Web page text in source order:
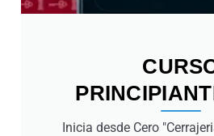
Inicia desde Cero